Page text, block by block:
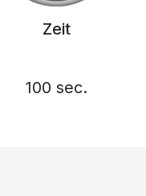
Zeit
100 sec.